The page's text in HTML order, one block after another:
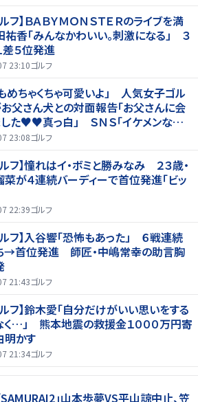
フ】ＢＡＢＹＭＯＮＳＴＥＲのライブを満
香「みんなかわいい。刺激になる」 ３
５位発進
23:10ゴルフ
めちゃくちゃ可愛いよ」 人気女子ゴル
父さん犬との対面報告「お父さんに会
た♥♥真っ白」 ＳＮＳ「イケメンなお
白戸家入りするんですか？」
23:08ゴルフ
フ】憧れはイ・ボミと勝みなみ ２３歳・
が４連続バーディーで首位発進「ビッ
22:39ゴルフ
フ】入谷響「恐怖もあった」 ６戦連続
→首位発進 師匠・中嶋常幸の助言胸
21:43ゴルフ
フ】鈴木愛「自分だけがいい思いをする
く…」 熊本地震の救援金１０００万円寄
明かす
21:34ゴルフ
SAMURAI2」山本歩夢VS平山諒中止、笠